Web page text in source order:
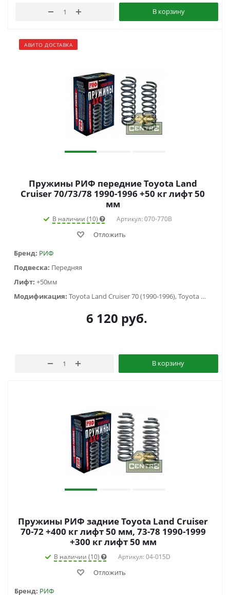
В корзину
АВИТО ДОСТАВКА
Пружины РИФ передние Toyota Land
Cruiser 70/73/78 1990-1996 +50 кг лифт 50
мм
В наличии (10) Артикул: 070-770B
Отложить
Бренд: РИФ
Подвеска: Передняя
Лифт: +50мм
Модификация:
Toyota Land Cruiser 70 (1990-1996), Toyota Land Cruiser 73 (1990-1996)
6 120 руб.
В корзину
Пружины РИФ задние Toyota Land Cruiser
70-72 +400 кг лифт 50 мм, 73-78 1990-1999
+300 кг лифт 50 мм
В наличии (10) Артикул: 04-015D
Отложить
Бренд: РИФ